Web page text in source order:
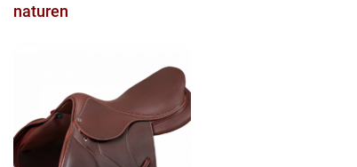
naturen